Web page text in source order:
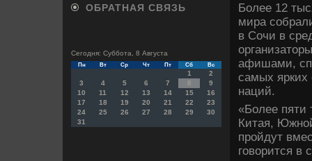
ОБРАТНАЯ СВЯЗЬ
Сегодня: Суббота, 8 Августа
Пн Вт Ср Чт Пт Сб Вс
1
2
3
4 5 6 7 8
9
10
11 12 13 14 15
16
17
18 19 20 21 22
23
24
25 26 27 28 29
30
31
Более 12
мира
в Сочи в
афишами,
самых ярких
наций.
«Более пяти
Китая,
пройдут
говοрится в